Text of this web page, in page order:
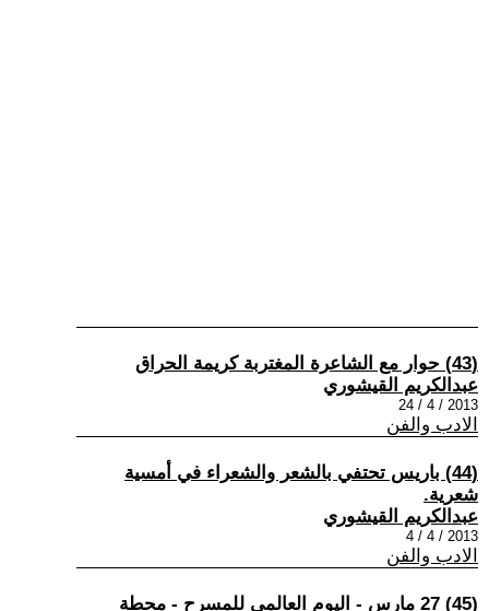
(43) حوار مع الشاعرة المغتربة كريمة الحراق
عبدالكريم القيشوري
2013 / 4 / 24
الادب والفن
(44) باريس تحتفي بالشعر والشعراء في أمسية
شعرية.
عبدالكريم القيشوري
2013 / 4 / 4
الادب والفن
(45) 27 مارس - اليوم العالمي للمسرح - محطة